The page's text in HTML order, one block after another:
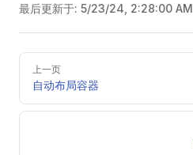
最后更新于: 5/23/24, 2:28:00 AM
Pager上一页
自动布局容器